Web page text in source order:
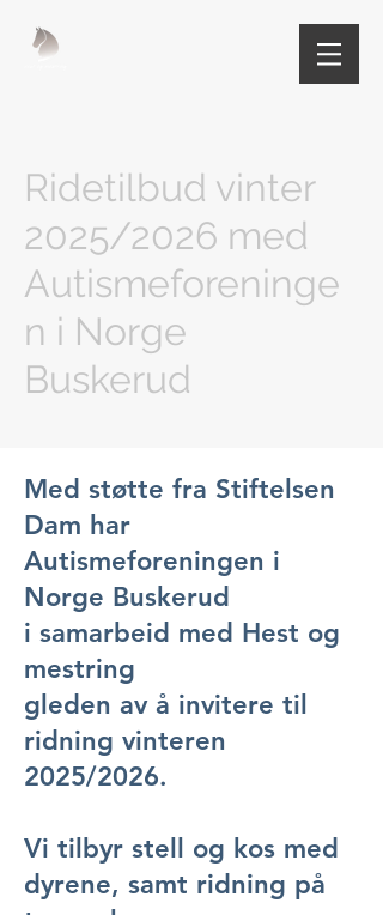
Ridetilbud vinter
2025/2026 med
Autismeforeninge
n i Norge
Buskerud
Med støtte fra Stiftelsen
Dam har
Autismeforeningen i
Norge Buskerud
i samarbeid med Hest og
mestring
gleden av å invitere til
ridning vinteren
2025/2026.
Vi tilbyr stell og kos med
dyrene, samt ridning på